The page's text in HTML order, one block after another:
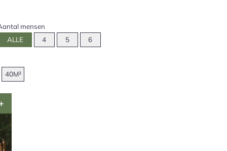
mensen
ALLE
4 5 6
40M²